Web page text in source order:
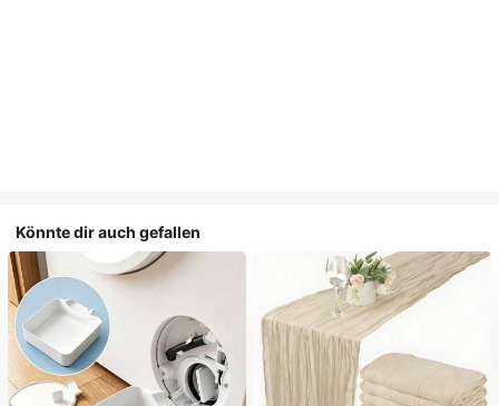
Könnte dir auch gefallen